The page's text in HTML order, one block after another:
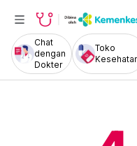
Chat
dengan
Dokter
Toko